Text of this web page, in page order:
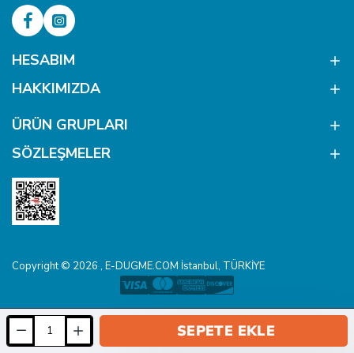
SEPETE EKLE
HESABIM
HAKKIMIZDA
ÜRÜN GRUPLARI
SÖZLEŞMELER
Copyright © 2026 , E-DUGME.COM İstanbul, TÜRKİYE